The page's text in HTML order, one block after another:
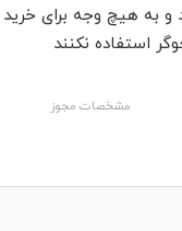
هیچ وجه برای خرید
استفاده نکنند
مشخصات مجوز